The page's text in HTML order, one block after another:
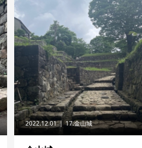
2022.12.01 17.金山城